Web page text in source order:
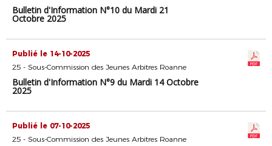
Bulletin d'Information N°10 du Mardi 21
Octobre 2025
Publié le 14-10-2025
25 - Sous-Commission des Jeunes Arbitres Roanne
Bulletin d'Information N°9 du Mardi 14 Octobre
2025
Publié le 07-10-2025
25 - Sous-Commission des Jeunes Arbitres Roanne